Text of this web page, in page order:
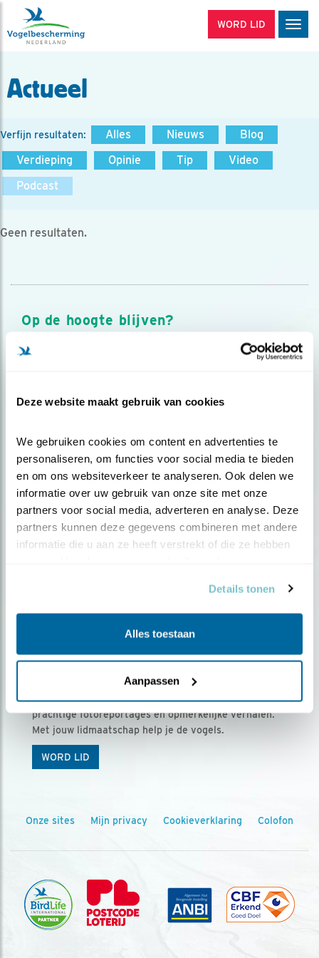
Deze website maakt gebruik van cookies
We gebruiken cookies om content en advertenties te
personaliseren, om functies voor social media te bieden
en om ons websiteverkeer te analyseren. Ook delen we
informatie over uw gebruik van onze site met onze
partners voor social media, adverteren en analyse. Deze
partners kunnen deze gegevens combineren met andere
informatie die u aan ze heeft verstrekt of die ze hebben
Details tonen
Alles toestaan
Aanpassen
WORD LID
Actueel
Verfijn resultaten: Alles Nieuws
Blog
Verdieping
Opinie Tip
Video
Podcast
Geen resultaten.
Op de hoogte blijven?
Meld je aan en ontvang nieuws, inspiratie, acties en tips
over vogels en activiteiten van Vogelbescherming.
Ontvang 5 x Vogels voor € 36,00 per jaar
Vogels is het tijdschrift voor onze leden, met
prachtige fotoreportages en opmerkelijke verhalen.
Met jouw lidmaatschap help je de vogels.
WORD LID
Onze sites Mijn privacy Cookieverklaring Colofon